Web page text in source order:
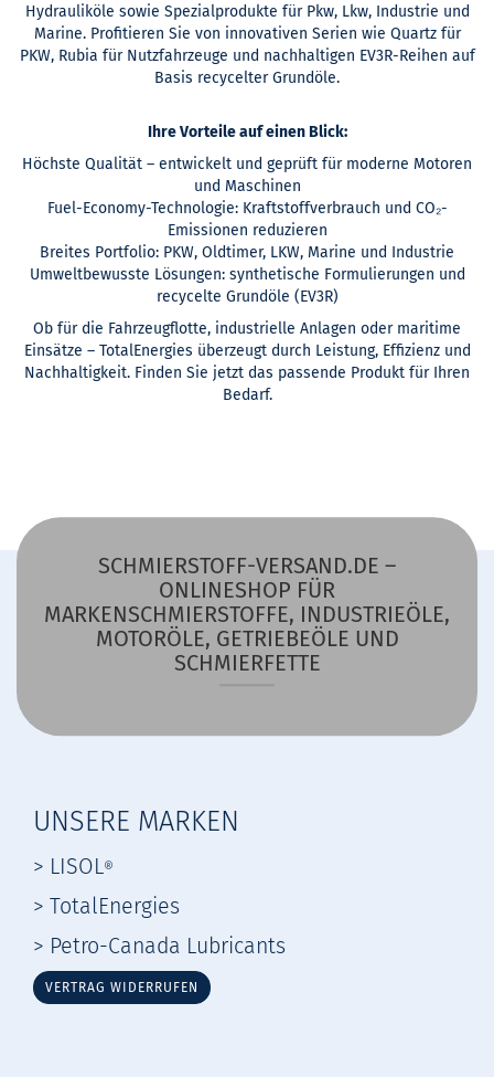
Hydrauliköle sowie Spezialprodukte für Pkw, Lkw, Industrie und
Marine. Profitieren Sie von innovativen Serien wie Quartz für
PKW, Rubia für Nutzfahrzeuge und nachhaltigen EV3R-Reihen auf
Basis recycelter Grundöle.
Ihre Vorteile auf einen Blick:
Höchste Qualität – entwickelt und geprüft für moderne Motoren
und Maschinen
Fuel-Economy-Technologie: Kraftstoffverbrauch und CO₂-
Emissionen reduzieren
Breites Portfolio: PKW, Oldtimer, LKW, Marine und Industrie
Umweltbewusste Lösungen: synthetische Formulierungen und
recycelte Grundöle (EV3R)
Ob für die Fahrzeugflotte, industrielle Anlagen oder maritime
Einsätze – TotalEnergies überzeugt durch Leistung, Effizienz und
Nachhaltigkeit. Finden Sie jetzt das passende Produkt für Ihren
Bedarf.
SCHMIERSTOFF-VERSAND.DE –
ONLINESHOP FÜR
MARKENSCHMIERSTOFFE, INDUSTRIEÖLE,
MOTORÖLE, GETRIEBEÖLE UND
SCHMIERFETTE
UNSERE MARKEN
> LISOL®
> TotalEnergies
> Petro-Canada Lubricants
VERTRAG WIDERRUFEN